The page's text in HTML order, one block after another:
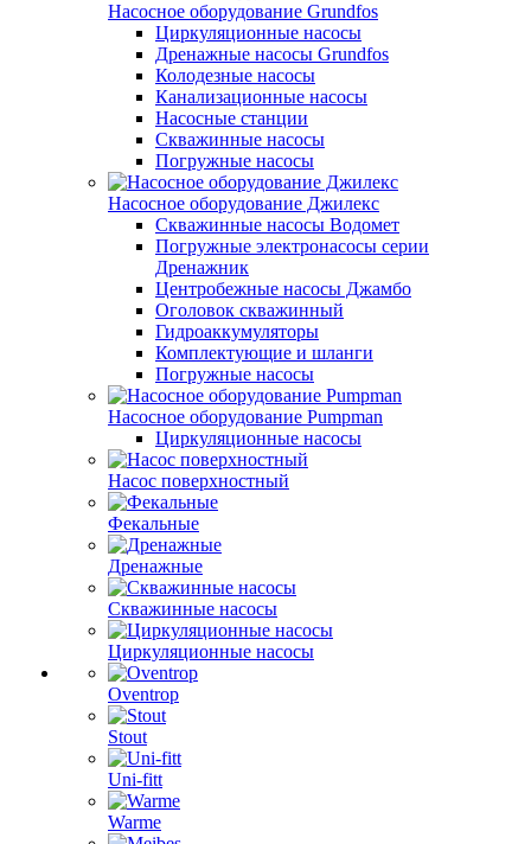
Насосное оборудование Grundfos
Циркуляционные насосы
Дренажные насосы Grundfos
Колодезные насосы
Канализационные насосы
Насосные станции
Скважинные насосы
Погружные насосы
Насосное оборудование Джилекс
Скважинные насосы Водомет
Погружные электронасосы серии
Дренажник
Центробежные насосы Джамбо
Оголовок скважинный
Гидроаккумуляторы
Комплектующие и шланги
Погружные насосы
Насосное оборудование Pumpman
Циркуляционные насосы
Насос поверхностный
Фекальные
Дренажные
Скважинные насосы
Циркуляционные насосы
Oventrop
Stout
Uni-fitt
Warme